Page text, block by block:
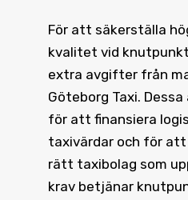
För att säkerställa
kvalitet vid
extra avgifter från
Göteborg Taxi.
för att finansiera
taxivärdar och för
rätt taxibolag som
krav betjänar